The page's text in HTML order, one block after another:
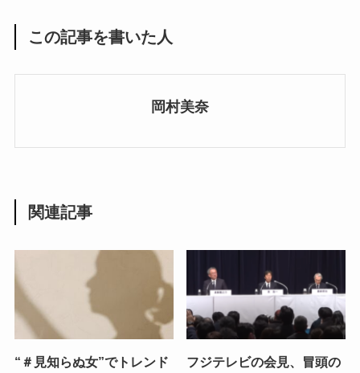
この記事を書いた人
岡村美奈
関連記事
“＃見知らぬ女”でトレンド
フジテレビの会見、冒頭の